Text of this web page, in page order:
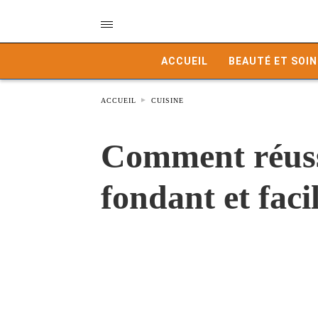
ACCUEIL BEAUTÉ ET SOIN
ACCUEIL CUISINE
Comment
fondant et